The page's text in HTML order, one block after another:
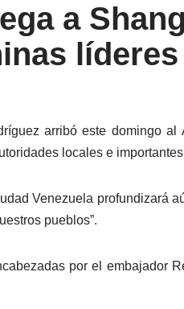
a
arribó este domingo
locales e
Venezuela profundizará
pueblos”.
por el embajador